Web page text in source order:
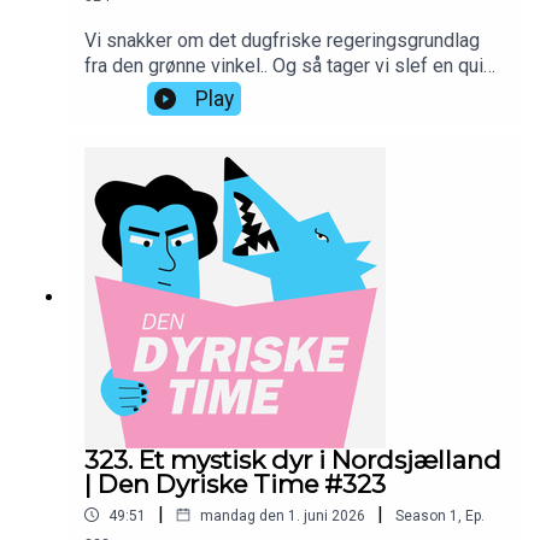
Vi snakker om det dugfriske regeringsgrundlag
fra den grønne vinkel.. Og så tager vi slef en quiz
til sidst.—Skriv jer op på www.10er.dk og støt
programmet med en lille donation, så ville vi være
https://10er.dk/dendyrisketime—IG:
instagram.com/dendyrisketimeMBK:
instagram.com/kallebkimAH:
instagram.com/alexanderholmdk—Produceret hos
PodAmok STUDIOGrafik af Rikke Blicher //
instagram.com/rblicher/Musik af Rasmus Voss //
instagram.com/fantastic_mr_voss/—
Play
323. Et mystisk dyr i Nordsjælland
| Den Dyriske Time #323
49:51 | mandag den 1. juni 2026 | Season 1
Ep.